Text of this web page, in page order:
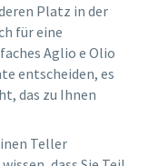
Platz in der
für eine
Aglio e Olio
entscheiden, es
das zu Ihnen
Teller